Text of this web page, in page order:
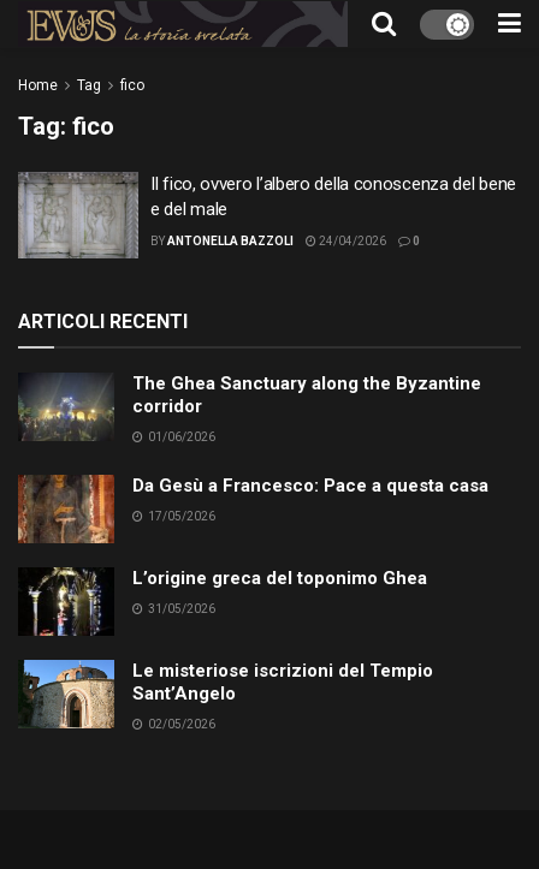
Home Tag fico
Tag: fico
Il fico, ovvero l’albero della conoscenza del bene
e del male
BYANTONELLA BAZZOLI 24/04/2026 0
ARTICOLI RECENTI
The Ghea Sanctuary along the Byzantine
corridor
01/06/2026
Da Gesù a Francesco: Pace a questa casa
17/05/2026
L’origine greca del toponimo Ghea
31/05/2026
Le misteriose iscrizioni del Tempio
Sant’Angelo
02/05/2026